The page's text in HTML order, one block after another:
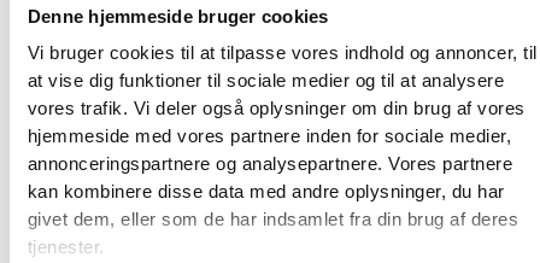
Denne hjemmeside bruger cookies
Vi bruger cookies til at tilpasse vores indhold og annoncer, til
at vise dig funktioner til sociale medier og til at analysere
vores trafik. Vi deler også oplysninger om din brug af vores
hjemmeside med vores partnere inden for sociale medier,
annonceringspartnere og analysepartnere. Vores partnere
kan kombinere disse data med andre oplysninger, du har
givet dem, eller som de har indsamlet fra din brug af deres
tjenester.
På lager 1-3 hverdages levering
Neonate Babyalarm PU-69D –
Forældreenhed V1 – Grey
799,00kr.